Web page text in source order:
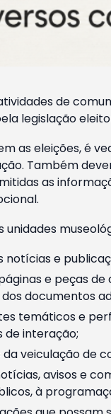
de
legislação
as eleições, é
Também
as
unidades
e
e peças
documentos
temáticos e
de interação;
veiculação de
avisos e
à